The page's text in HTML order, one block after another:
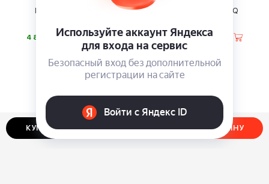
КУПИТЬ В ОДИН КЛИК ДОБАВИТЬ В КОРЗИНУ
4 880
Мобильный телефон BQ
4 990 ⃏